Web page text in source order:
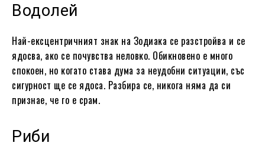
Водолей
Най-ексцентричният знак на Зодиака се разстройва и се
ядосва, ако се почувства неловко. Обикновено е много
спокоен, но когато става дума за неудобни ситуации, със
сигурност ще се ядоса. Разбира се, никога няма да си
признае, че го е срам.
Риби